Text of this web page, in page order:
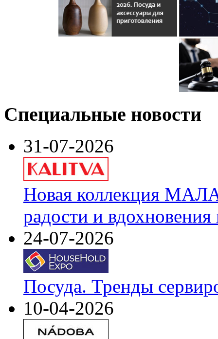
Специальные новости
31-07-2026
Новая коллекция
радости и
24-07-2026
Посуда. Тренды
10-04-2026